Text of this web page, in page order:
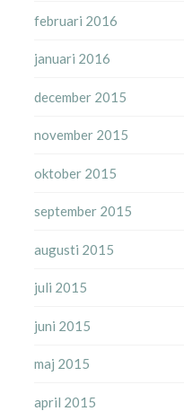
februari 2016
januari 2016
december 2015
november 2015
oktober 2015
september 2015
augusti 2015
juli 2015
juni 2015
maj 2015
april 2015